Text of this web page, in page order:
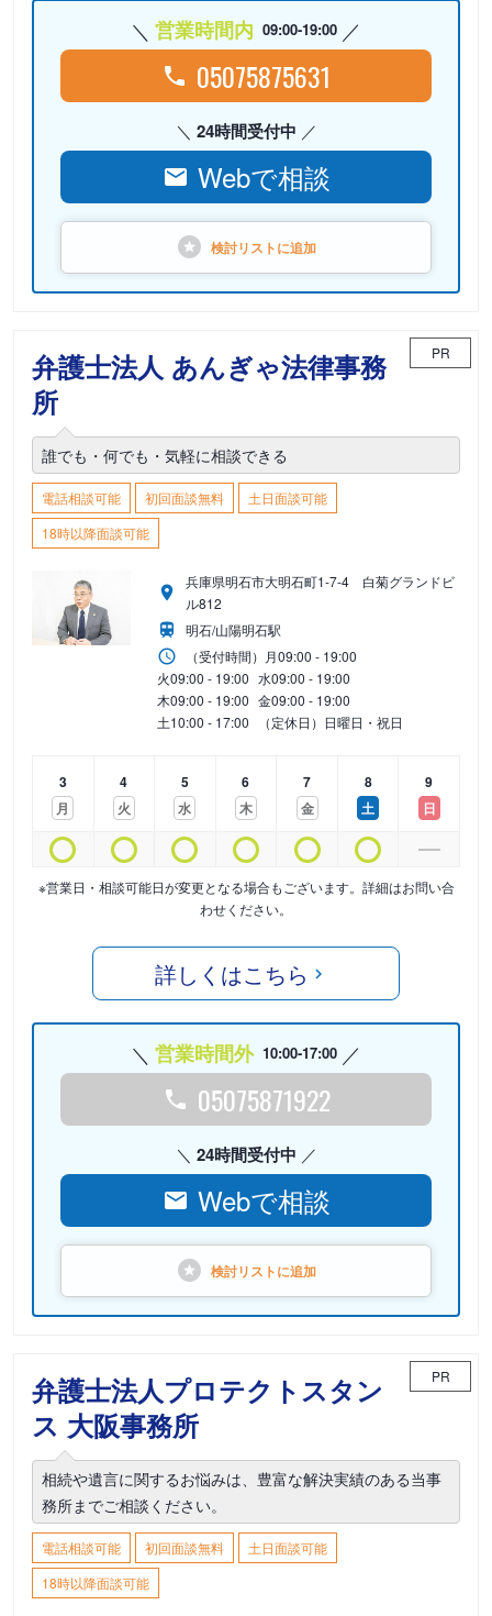
営業時間内 09:00-19:00
05075875631
24時間受付中
Webで相談
検討リストに追加
弁護士法人 あんぎゃ法律事務
所
PR
誰でも・何でも・気軽に相談できる
電話相談可能 初回面談無料
土日面談可能
18時以降面談可能
兵庫県明石市大明石町1-7-4 白菊グランドビ
ル812
明石/山陽明石駅
（受付時間） 月09:00 - 19:00
火09:00 - 19:00 水09:00 - 19:00
木09:00 - 19:00 金09:00 - 19:00
土10:00 - 17:00 （定休日）日曜日・祝日
3
月
4
火
5
水
6
木
7
金
8
土
9
日
※営業日・相談可能日が変更となる場合もございます。詳細はお問い合
わせください。
詳しくはこちら
営業時間外 10:00-17:00
05075871922
24時間受付中
Webで相談
検討リストに追加
弁護士法人プロテクトスタン
ス 大阪事務所
PR
相続や遺言に関するお悩みは、豊富な解決実績のある当事
務所までご相談ください。
電話相談可能 初回面談無料
土日面談可能
18時以降面談可能